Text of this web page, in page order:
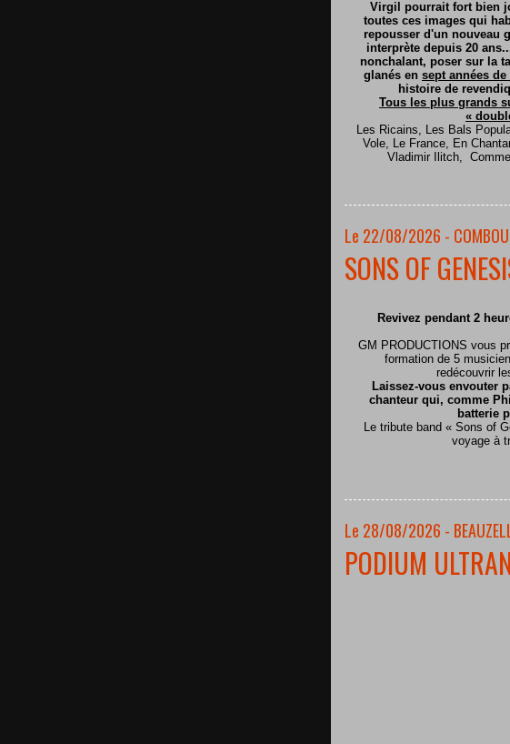
Virgil pourrait fort bien
toutes ces images qui
repousser d'un nouveau
interprète depuis 20
nonchalant, poser sur la
glanés en sept années
histoire de
Tous les plus grands
«
Les Ricains, Les Bals
Vole, Le France, En
Vladimir Ilitch,
Le 22/08/2026 -
SONS OF
Revivez pendant 2
GM PRODUCTIONS vous
formation de 5
redécouvrir
Laissez-vous envouter
chanteur qui, comme
batterie
Le tribute band « Sons of
voyage à
Le 28/08/2026 -
PODIUM